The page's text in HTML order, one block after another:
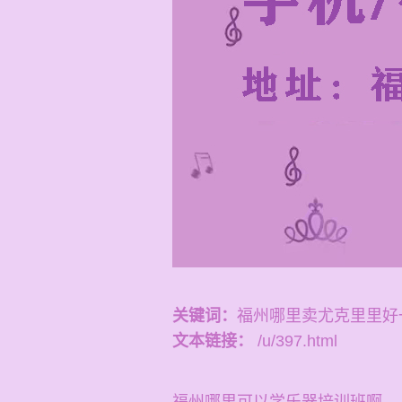
关键词： 福州哪里卖尤克里里
文本链接：
/u/397.html